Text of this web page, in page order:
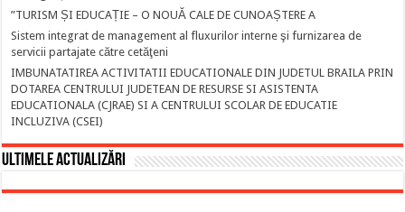
”TURISM ȘI EDUCAȚIE – O NOUĂ CALE DE CUNOAȘTERE A
Sistem integrat de management al fluxurilor interne şi furnizarea de
servicii partajate către cetăţeni
IMBUNATATIREA ACTIVITATII EDUCATIONALE DIN JUDETUL BRAILA PRIN
DOTAREA CENTRULUI JUDETEAN DE RESURSE SI ASISTENTA
EDUCATIONALA (CJRAE) SI A CENTRULUI SCOLAR DE EDUCATIE
INCLUZIVA (CSEI)
Ultimele actualizări